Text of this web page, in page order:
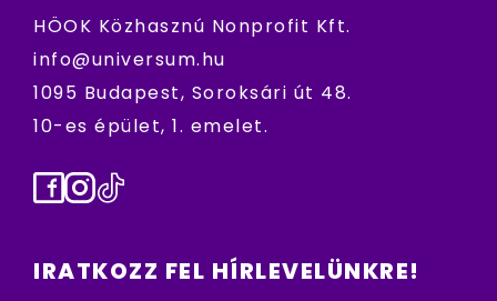
HÖOK Közhasznú Nonprofit Kft.
info@universum.hu
1095 Budapest, Soroksári út 48.
10-es épület, 1. emelet.
Facebook
Instagram
TikTok
IRATKOZZ FEL HÍRLEVELÜNKRE!